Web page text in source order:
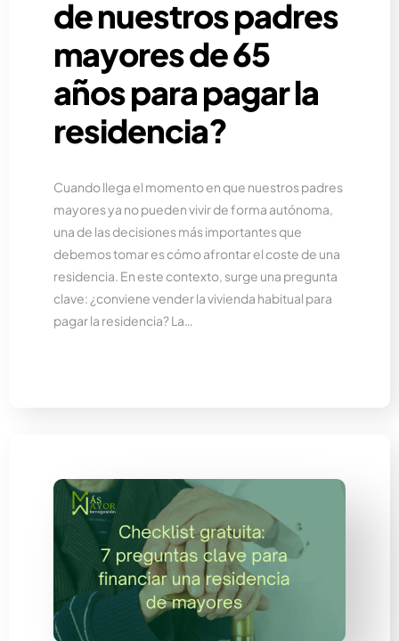
de nuestros padres
mayores de 65
años para pagar la
residencia?
Cuando llega el momento en que nuestros padres
mayores ya no pueden vivir de forma autónoma,
una de las decisiones más importantes que
debemos tomar es cómo afrontar el coste de una
residencia. En este contexto, surge una pregunta
clave: ¿conviene vender la vivienda habitual para
pagar la residencia? La…